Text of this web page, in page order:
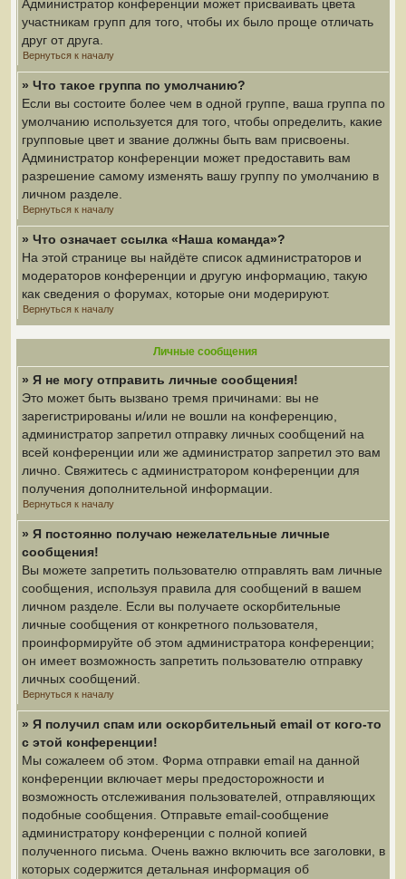
Администратор конференции может присваивать цвета
участникам групп для того, чтобы их было проще отличать
друг от друга.
Вернуться к началу
» Что такое группа по умолчанию?
Если вы состоите более чем в одной группе, ваша группа по
умолчанию используется для того, чтобы определить, какие
групповые цвет и звание должны быть вам присвоены.
Администратор конференции может предоставить вам
разрешение самому изменять вашу группу по умолчанию в
личном разделе.
Вернуться к началу
» Что означает ссылка «Наша команда»?
На этой странице вы найдёте список администраторов и
модераторов конференции и другую информацию, такую
как сведения о форумах, которые они модерируют.
Вернуться к началу
Личные сообщения
» Я не могу отправить личные сообщения!
Это может быть вызвано тремя причинами: вы не
зарегистрированы и/или не вошли на конференцию,
администратор запретил отправку личных сообщений на
всей конференции или же администратор запретил это вам
лично. Свяжитесь с администратором конференции для
получения дополнительной информации.
Вернуться к началу
» Я постоянно получаю нежелательные личные
сообщения!
Вы можете запретить пользователю отправлять вам личные
сообщения, используя правила для сообщений в вашем
личном разделе. Если вы получаете оскорбительные
личные сообщения от конкретного пользователя,
проинформируйте об этом администратора конференции;
он имеет возможность запретить пользователю отправку
личных сообщений.
Вернуться к началу
» Я получил спам или оскорбительный email от кого-то
с этой конференции!
Мы сожалеем об этом. Форма отправки email на данной
конференции включает меры предосторожности и
возможность отслеживания пользователей, отправляющих
подобные сообщения. Отправьте email-сообщение
администратору конференции с полной копией
полученного письма. Очень важно включить все заголовки, в
которых содержится детальная информация об